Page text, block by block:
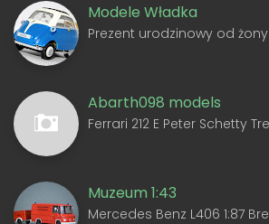
Modele Władka
Prezent urodzinowy od
Abarth098 models
Ferrari 212 E Peter Schetty
Muzeum 1:43
Mercedes Benz L406 1:87